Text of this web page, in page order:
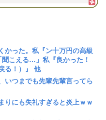
かった。私『ン十万円の高級
こえる…」私『良かった！
る！）』 他
いつまでも先輩先輩言ってら
りにも失礼すぎると炎上ｗｗ